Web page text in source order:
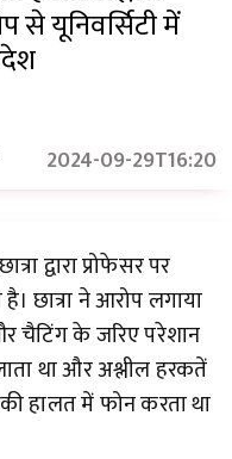
से यूनिवर्सिटी में
2024-09-29T16:20
द्वारा प्रोफेसर पर
छात्रा ने आरोप लगाया
चैटिंग के जरिए परेशान
था और अश्लील हरकतें
हालत में फोन करता था